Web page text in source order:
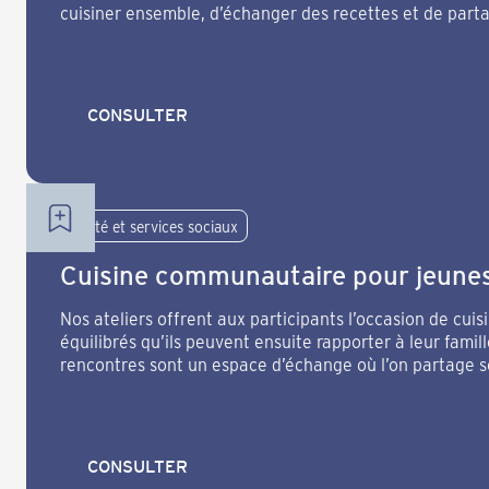
cuisiner ensemble, d’échanger des recettes et de
CONSULTER
CONSULTER
Santé et services sociaux
Cuisine communautaire pour
Nos ateliers offrent aux participants l’occasion de
équilibrés qu’ils peuvent ensuite rapporter à leur
rencontres sont un espace d’échange où l’on
CONSULTER
CONSULTER